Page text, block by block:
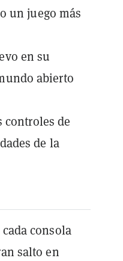
un juego más
en su
abierto
controles de
de la
consola
salto en